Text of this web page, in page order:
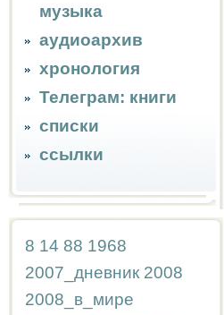
музыка
аудиоархив
хронология
Телеграм: книги
списки
ссылки
8 14 88 1968
2007_дневник 2008
2008_в_мире